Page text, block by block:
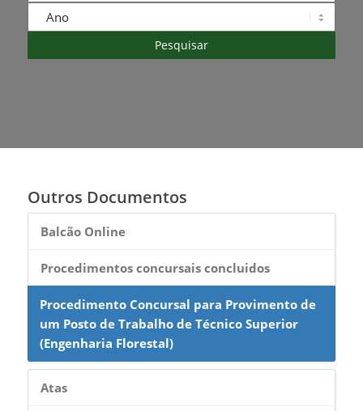
Outros Documentos
Balcão Online
Procedimentos concursais concluidos
Procedimento Concursal para Provimento de
um Posto de Trabalho de Técnico Superior
(Engenharia Florestal)
Atas